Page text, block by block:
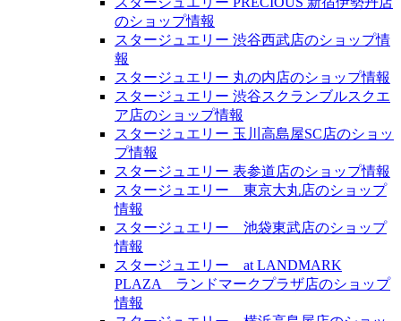
のショップ情報
スタージュエリー 渋谷西武店のショップ情
報
スタージュエリー 丸の内店のショップ情報
スタージュエリー 渋谷スクランブルスクエ
ア店のショップ情報
スタージュエリー 玉川高島屋SC店のショッ
プ情報
スタージュエリー 表参道店のショップ情報
スタージュエリー 東京大丸店のショップ
情報
スタージュエリー 池袋東武店のショップ
情報
スタージュエリー at LANDMARK
PLAZA ランドマークプラザ店のショップ
情報